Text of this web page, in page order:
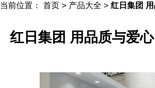
当前位置： 首页 > 产品大全 > 红日集团
红日集团 用品质与爱